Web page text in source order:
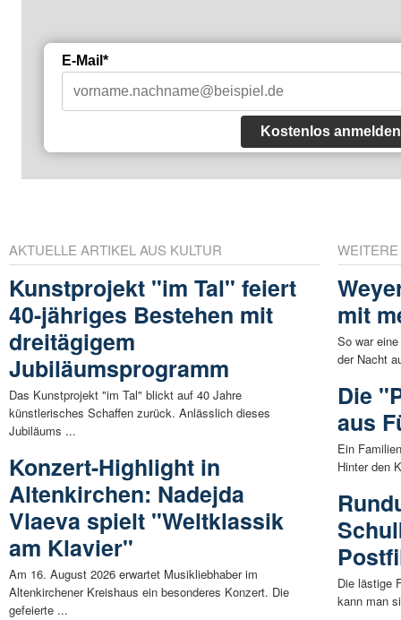
E-Mail*
Kostenlos anmelden
AKTUELLE ARTIKEL AUS KULTUR
Kunstprojekt "im Tal" feiert
40-jähriges Bestehen mit
dreitägigem
Jubiläumsprogramm
Das Kunstprojekt "im Tal" blickt auf 40 Jahre
künstlerisches Schaffen zurück. Anlässlich dieses
Jubiläums ...
Konzert-Highlight in
Altenkirchen: Nadejda
Vlaeva spielt "Weltklassik
am Klavier"
Am 16. August 2026 erwartet Musikliebhaber im
Altenkirchener Kreishaus ein besonderes Konzert. Die
gefeierte ...
mit
So war
der Nacht
Die
aus
Ein
Hinter den
Die lästige
kann man